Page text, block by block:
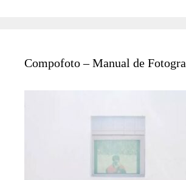
Compofoto – Manual de